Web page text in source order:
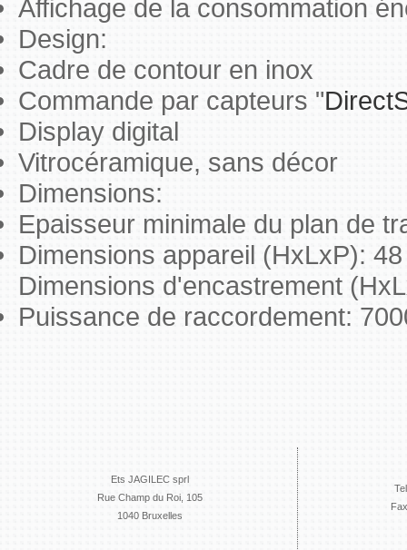
Affichage de la consommation
Design:
Cadre de contour en inox
Commande par capteurs "
Display digital
Vitrocéramique, sans décor
Dimensions:
Epaisseur minimale du plan de
Dimensions appareil (HxLxP):
Dimensions d'encastrement
Puissance de raccordement:
Ets JAGILEC sprl
Rue Champ du Roi, 105
1040 Bruxelles